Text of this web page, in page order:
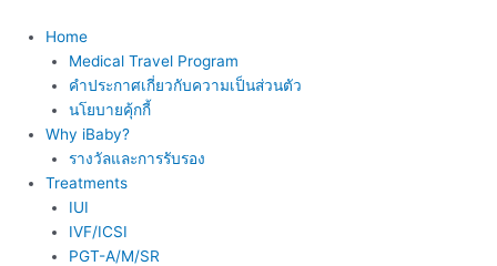
content
Home
Medical Travel Program
คำประกาศเกี่ยวกับความเป็นส่วนตัว
นโยบายคุ้กกี้
Why iBaby?
รางวัลและการรับรอง
Treatments
IUI
IVF/ICSI
PGT-A/M/SR